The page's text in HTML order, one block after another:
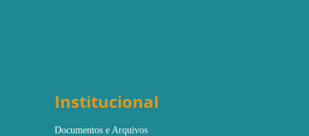
Institucional
Documentos e Arquivos